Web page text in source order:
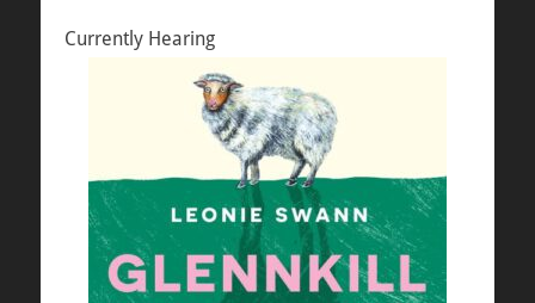
Currently Hearing